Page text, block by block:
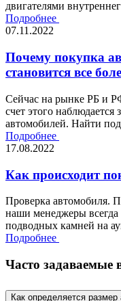
двигателями
Подробнее
07.11.2022
Почему покупка
становится все
Сейчас на рынке РБ и
счет этого
автомобилей. Найти
Подробнее
17.08.2022
Как происходит
Проверка автомобиля.
наши менеджеры
подводных камней на
Подробнее
Часто задаваемые
Как определяется размер